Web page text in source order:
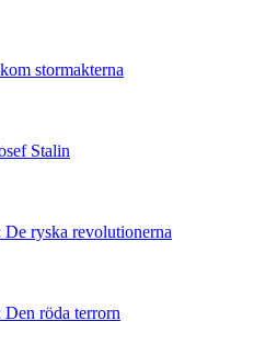
stormakterna
Stalin
ryska revolutionerna
röda terrorn